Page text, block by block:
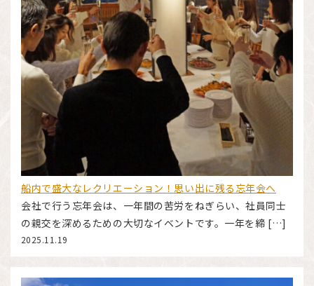
船内で盛大なレクリエーション！思い出に残る忘年会へ
会社で行う忘年会は、一年間の苦労をねぎらい、社員同士
の親交を深めるための大切なイベントです。一年を締 […]
2025.11.19